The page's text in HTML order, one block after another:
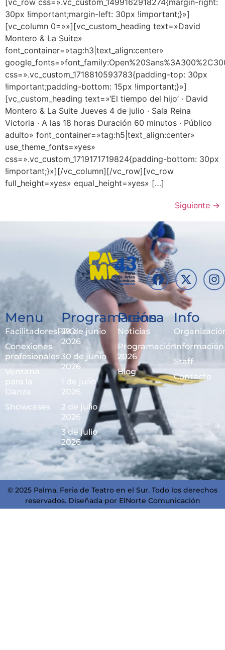
30px !important;margin-left: 30px !important;}»]
[vc_column 0=»»][vc_custom_heading text=»David
Montero & La Suite»
font_container=»tag:h3|text_align:center»
css=».vc_custom_1718810593783{padding-top: 30px
!important;padding-bottom: 15px !important;}»]
[vc_custom_heading text=»‘El tiempo del hijo’ · David
Montero & La Suite Jueves 4 de julio · Sala Reina
Victoria · A las 18 horas Duración 60 minutos · Público
adulto» font_container=»tag:h5|text_align:center»
use_theme_fonts=»yes»
css=».vc_custom_1719171719824{padding-bottom: 30px
!important;}»][/vc_column][/vc_row][vc_row
full_height=»yes» equal_height=»yes» […]
Siguiente →
Menu
FacilitadoresPRO
Conexiones
profesionales
Ventana
para la
Danza
Showcases
Programación
29 de junio
2026
30 de junio
2026
1 de julio
2026
2 de julio
2026
3 de julio
2026
Prensa
Noticias
Programación
2026
Blog
Info
Información
Staff
Contacto
© 2025 Palma, Feria de Teatro en el Sur. Todo los derechos
reservados. Diseñada por ElNorte Comunicación